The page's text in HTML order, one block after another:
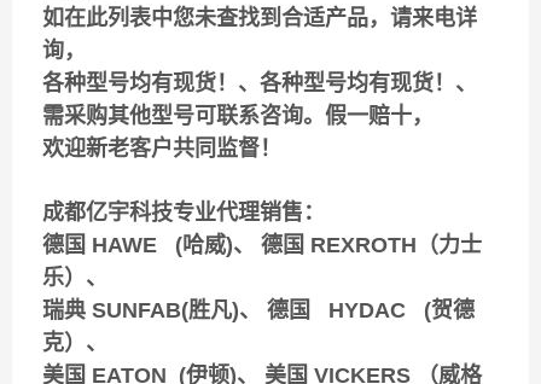
如在此列表中您未查找到合适产品，请来电详
询，
各种型号均有现货！、各种型号均有现货！、
需采购其他型号可联系咨询。假一赔十，
欢迎新老客户共同监督！
成都亿宇科技专业代理销售：
德国 HAWE (哈威)、 德国 REXROTH（力士
乐）、
瑞典 SUNFAB(胜凡)、 德国 HYDAC (贺德
克）、
美国 EATON (伊顿)、 美国 VICKERS （威格